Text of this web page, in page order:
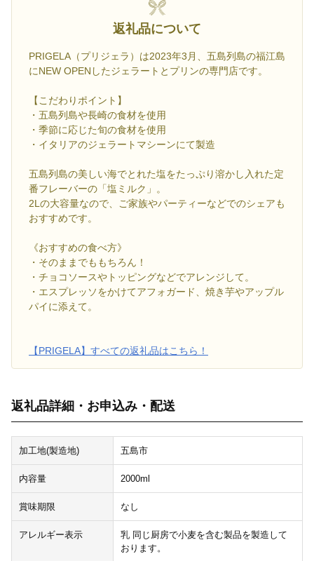
返礼品について
PRIGELA（プリジェラ）は2023年3月、五島列島の福江島
にNEW OPENしたジェラートとプリンの専門店です。
【こだわりポイント】
・五島列島や長崎の食材を使用
・季節に応じた旬の食材を使用
・イタリアのジェラートマシーンにて製造
五島列島の美しい海でとれた塩をたっぷり溶かし入れた定
番フレーバーの「塩ミルク」。
2Lの大容量なので、ご家族やパーティーなどでのシェアも
おすすめです。
《おすすめの食べ方》
・そのままでももちろん！
・チョコソースやトッピングなどでアレンジして。
・エスプレッソをかけてアフォガード、焼き芋やアップル
パイに添えて。
【PRIGELA】すべての返礼品はこちら！
返礼品詳細・お申込み・配送
加工地(製造地) 五島市
内容量 2000ml
賞味期限 なし
アレルギー表示
乳 同じ厨房で小麦を含む製品を製造して
おります。